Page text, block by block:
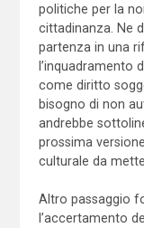
politiche per la
cittadinanza. Ne
partenza in una
l’inquadramento
come diritto
bisogno di non
andrebbe
prossima
culturale da
Altro passaggio
l’accertamento